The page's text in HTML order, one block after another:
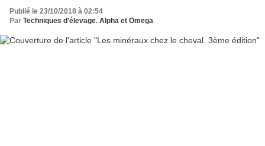
Publié le 23/10/2018 à 02:54
Par Techniques d'élevage. Alpha et Omega